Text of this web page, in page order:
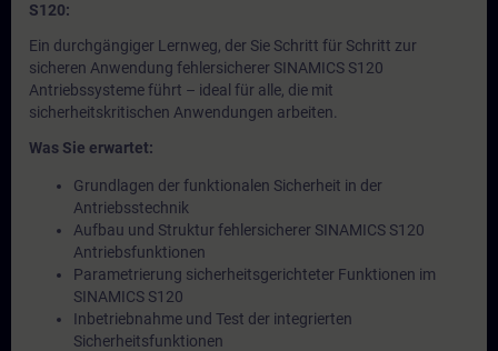
S120:
Ein durchgängiger Lernweg, der Sie Schritt für Schritt zur
sicheren Anwendung fehlersicherer SINAMICS S120
Antriebssysteme führt – ideal für alle, die mit
sicherheitskritischen Anwendungen arbeiten.
Was Sie erwartet:
Grundlagen der funktionalen Sicherheit in der
Antriebsstechnik
Aufbau und Struktur fehlersicherer SINAMICS S120
Antriebsfunktionen
Parametrierung sicherheitsgerichteter Funktionen im
SINAMICS S120
Inbetriebnahme und Test der integrierten
Sicherheitsfunktionen